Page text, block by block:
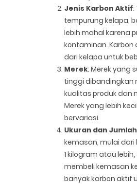
Jenis Karbon Aktif:
tempurung kelapa,
lebih mahal karena
kontaminan.
dari kelapa untuk
Merek: Merek yang
tinggi dibandingkan
kualitas produk dan
Merek yang lebih
bervariasi.
Ukuran dan
kemasan, mulai
1 kilogram atau
membeli kemasan
banyak karbon aktif